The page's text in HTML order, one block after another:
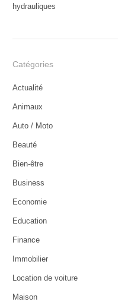
hydrauliques
Catégories
Actualité
Animaux
Auto / Moto
Beauté
Bien-être
Business
Economie
Education
Finance
Immobilier
Location de voiture
Maison